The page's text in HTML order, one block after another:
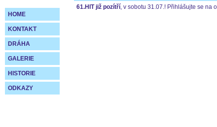
HOME
KONTAKT
DRÁHA
GALERIE
HISTORIE
ODKAZY
61.HIT již pozítří, v sobotu 31.07.! Přihlášujte se na